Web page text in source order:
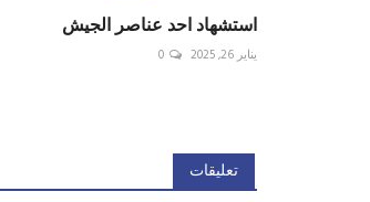
استشهاد احد عناصر الجيش
يناير 26, 2025 0
تعليقات